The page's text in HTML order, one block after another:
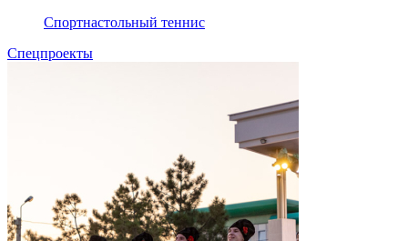
Спортнастольный теннис
Спецпроекты